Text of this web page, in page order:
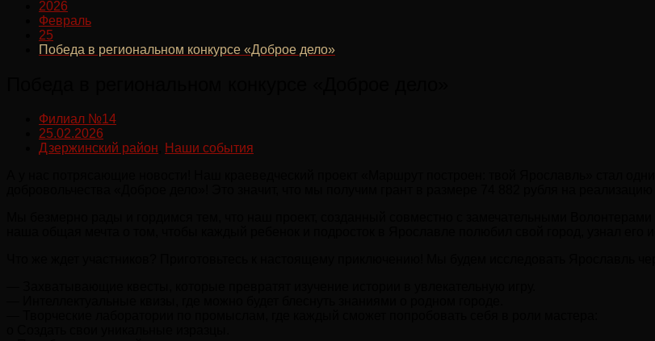
2026
Февраль
25
Победа в региональном конкурсе «Доброе дело»
Филиал №14
25.02.2026
Дзержинский район
Наши события